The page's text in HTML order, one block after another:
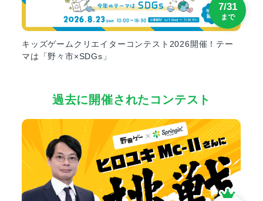
キッズゲームクリエイターコンテスト2026開催！テー
マは「野々市×SDGs」
7/31
まで
過去に開催されたコンテスト